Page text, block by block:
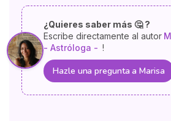
¿Quieres saber más 🤔 ?
Escribe directamente al autor
- Astróloga - !
Hazle una pregunta a Marisa